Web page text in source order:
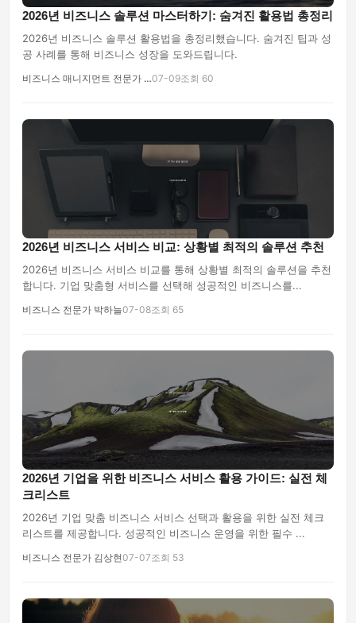
2026년 비즈니스 솔루션 마스터하기: 숨겨진 활용법 총정리
2026년 비즈니스 솔루션 활용법을 총정리했습니다. 숨겨진 팁과 성
공 사례를 통해 비즈니스 성장을 도와드립니다.
비즈니스 매니지먼트 전문가 …07-09조회 60
2026년 비즈니스 서비스 비교: 상황별 최적의 솔루션 추천
2026년 비즈니스 서비스 비교를 통해 상황별 최적의 솔루션을 추천
합니다. 기업 맞춤형 서비스를 선택해 성공적인 비즈니스를...
비즈니스 전문가 박하늘07-08조회 65
2026년 기업을 위한 비즈니스 서비스 활용 가이드: 실전 체
크리스트
2026년 기업 맞춤 비즈니스 서비스 선택과 활용을 위한 실전 체크
리스트를 제공합니다. 성공적인 비즈니스 운영을 위한 필수 ...
비즈니스 전문가 김상현07-07조회 53